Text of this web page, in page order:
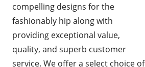
compelling designs for the
fashionably hip along with
providing exceptional value,
quality, and superb customer
service. We offer a select choice of